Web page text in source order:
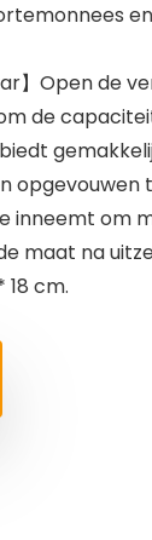
】Open de
de
opgevouwen
inneemt om
maat na
cm.